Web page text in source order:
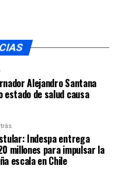
Alejandro Santana
estado de salud causa
Indespa entrega
millones para impulsar la
escala en Chile